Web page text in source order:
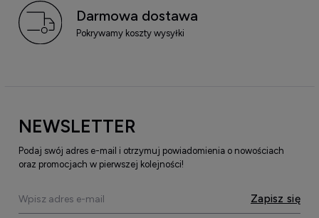
Darmowa dostawa
Pokrywamy koszty wysyłki
NEWSLETTER
Podaj swój adres e-mail i otrzymuj powiadomienia o nowościach
oraz promocjach w pierwszej kolejności!
Zapisz się